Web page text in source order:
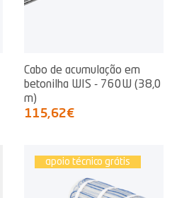
Cabo de acumulação em
betonilha WIS - 760W (38,0
m)
115,62€
apoio técnico grátis